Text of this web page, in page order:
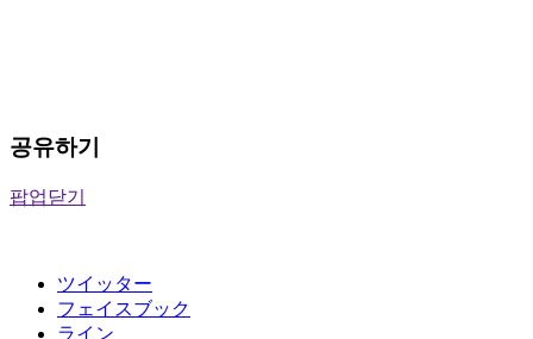
공유하기
팝업닫기
ツイッター
フェイスブック
ライン